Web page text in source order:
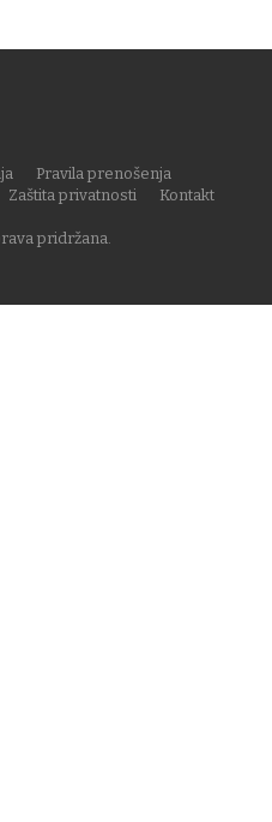
pridržana.
Pravila prenošenja
Zaštita privatnosti
Kontakt